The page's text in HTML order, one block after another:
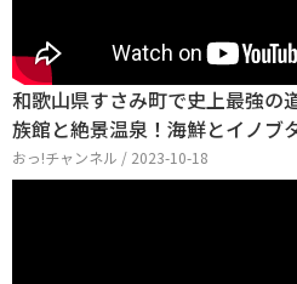
和歌山県すさみ町で史上最強の
族館と絶景温泉！海鮮とイノブ
おっ!チャンネル / 2023-10-18